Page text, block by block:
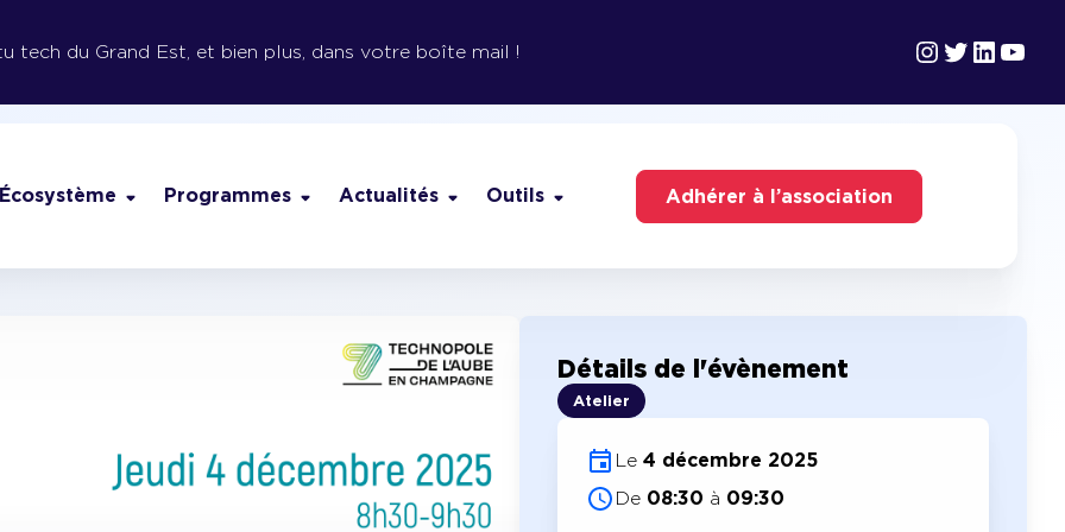
tech du Grand Est, et bien plus, dans votre boîte mail ! Instagram
Twitter
Écosystème Programmes Actualités Outils Adhérer à l’association
Détails de l'évènement
Atelier
Le4 décembre 2025
De 08:30 à 09:30